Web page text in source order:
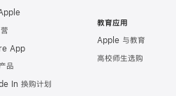
App
品
In 换购计划
教育应用
Apple 与教育
高校师生选购